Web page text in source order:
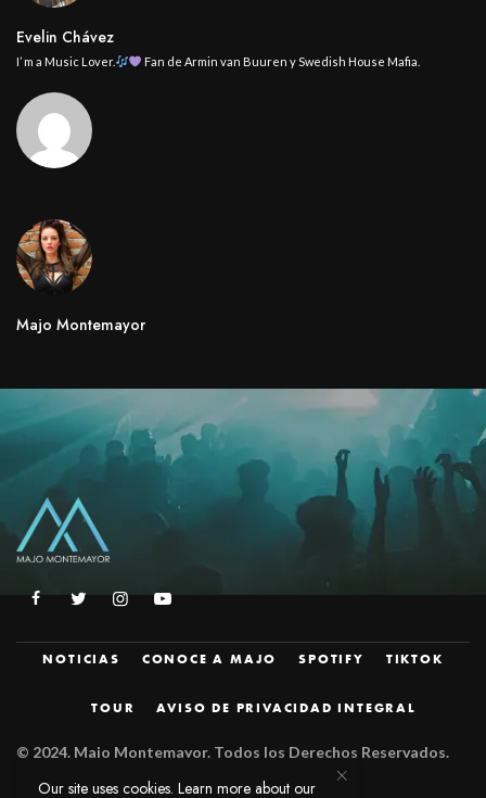
Evelin Chávez
I’ m a Music Lover. Fan de Armin van Buuren y Swedish House Mafia.
Majo Montemayor
NOTICIAS CONOCE A MAJO SPOTIFY TIKTOK
TOUR AVISO DE PRIVACIDAD INTEGRAL
© 2024. Majo Montemayor. Todos los Derechos Reservados.
Our site uses cookies. Learn more about our